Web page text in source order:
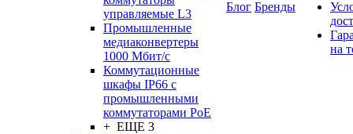
управляемые L3
Промышленные
медиаконвертеры
1000 Мбит/с
Коммутационные
шкафы IP66 c
промышленными
коммутаторами PoE
+ ЕЩЕ 3
Блог Бренды
на